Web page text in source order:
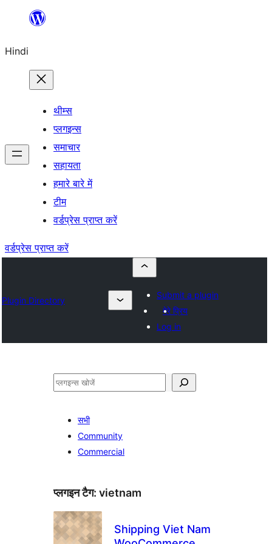
सामग्री
जाएं
Hindi
थीम्स
प्लगइन्स
समाचार
सहायता
हमारे बारे में
टीम
वर्डप्रेस प्राप्त करें
वर्डप्रेस प्राप्त करें
Plugin Directory
Submit a plugin
मेरे प्रिय
Log in
खोजें
सभी
Community
Commercial
प्लगइन टैग: vietnam
Shipping Viet Nam